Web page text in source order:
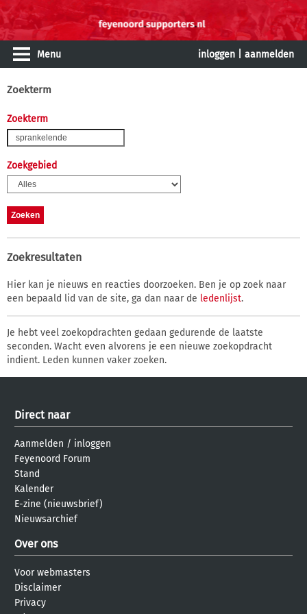
Menu inloggen aanmelden
Zoekterm
Zoekterm
Zoekgebied
Zoekresultaten
Hier kan je nieuws en reacties doorzoeken. Ben je op zoek naar
een bepaald lid van de site, ga dan naar de ledenlijst.
Je hebt veel zoekopdrachten gedaan gedurende de laatste
seconden. Wacht even alvorens je een nieuwe zoekopdracht
indient. Leden kunnen vaker zoeken.
Direct naar
Aanmelden / inloggen
Feyenoord Forum
Stand
Kalender
E-zine (nieuwsbrief)
Nieuwsarchief
Over ons
Voor webmasters
Disclaimer
Privacy